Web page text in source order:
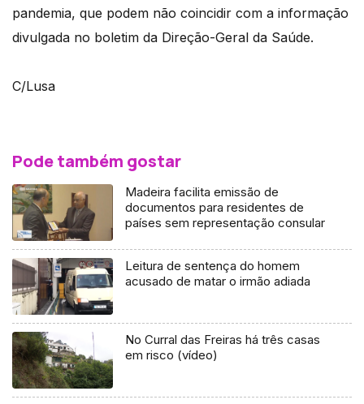
pandemia, que podem não coincidir com a informação
divulgada no boletim da Direção-Geral da Saúde.
C/Lusa
Pode também gostar
Madeira facilita emissão de
documentos para residentes de
países sem representação consular
Leitura de sentença do homem
acusado de matar o irmão adiada
No Curral das Freiras há três casas
em risco (vídeo)